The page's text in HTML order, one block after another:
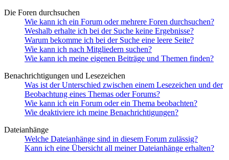
Die Foren durchsuchen
Wie kann ich ein Forum oder mehrere Foren durchsuchen?
Weshalb erhalte ich bei der Suche keine Ergebnisse?
Warum bekomme ich bei der Suche eine leere Seite?
Wie kann ich nach Mitgliedern suchen?
Wie kann ich meine eigenen Beiträge und Themen finden?
Benachrichtigungen und Lesezeichen
Was ist der Unterschied zwischen einem Lesezeichen und der
Beobachtung eines Themas oder Forums?
Wie kann ich ein Forum oder ein Thema beobachten?
Wie deaktiviere ich meine Benachrichtigungen?
Dateianhänge
Welche Dateianhänge sind in diesem Forum zulässig?
Kann ich eine Übersicht all meiner Dateianhänge erhalten?